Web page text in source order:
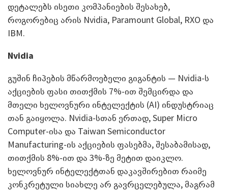
დეტალებს ისეთი კომპანიების შესახებ,
როგორებიც არის Nvidia, Paramount Global, RXO და
IBM.
Nvidia
გუშინ ჩიპების მწარმოებელი გიგანტის — Nvidia-ს
აქციების ფასი თითქმის 7%-ით შემცირდა და
მთელი ხელოვნური ინტელექტის (AI) ინდუსტრიაც
თან გაიყოლა. Nvidia-სთან ერთად, Super Micro
Computer-ისა და Taiwan Semiconductor
Manufacturing-ის აქციების ფასებმა, შესაბამისად,
თითქმის 8%-ით და 3%-ზე მეტით დაიკლო.
ხელოვნურ ინტელექტთან დაკავშირებით რაიმე
კონკრეტული სიახლე არ გავრცელებულა, მაგრამ